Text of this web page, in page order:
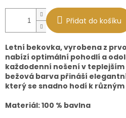
Přidat do košíku
Letní bekovka, vyrobena z
nabízí optimální pohodlí a
každodenní nošení v
bežová barva přináší
který se snadno hodí k
Materiál: 100 % bavlna